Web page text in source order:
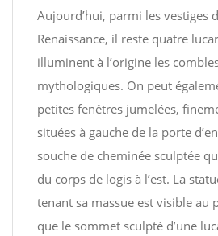
Aujourd’hui, parmi les vestiges
Renaissance, il reste quatre
illuminent à l’origine les
mythologiques. On peut
petites fenêtres jumelées,
situées à gauche de la porte
souche de cheminée sculptée
du corps de logis à l’est. La
tenant sa massue est visible au
que le sommet sculpté d’une